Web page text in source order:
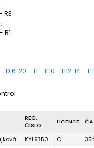
R3
R1
D16-20 H H10 H12-14
REG.
ČÍSLO
LICENCE
KYL9350 C